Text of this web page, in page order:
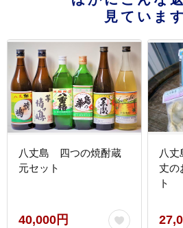
見ていま
八丈島 四つの焼酎蔵
元セット
40,000円
八
丈の
ト